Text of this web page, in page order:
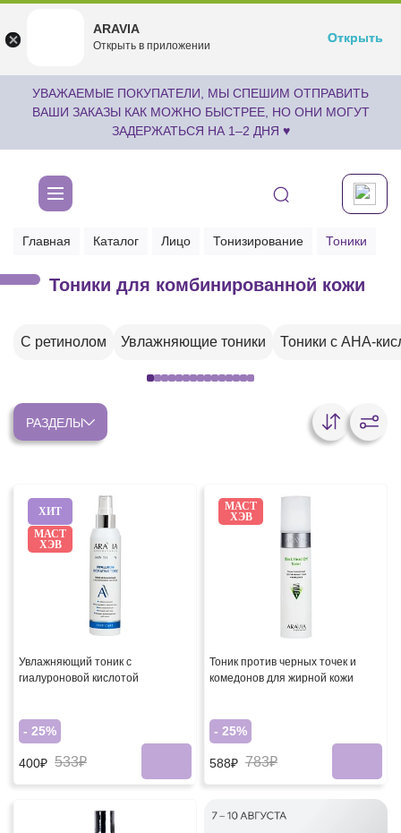
undefined
Бесплатноru.aravia.new
Открыть
УВАЖАЕМЫЕ ПОКУПАТЕЛИ, МЫ СПЕШИМ ОТПРАВИТЬ
ВАШИ ЗАКАЗЫ КАК МОЖНО БЫСТРЕЕ, НО ОНИ МОГУТ
ЗАДЕРЖАТЬСЯ НА 1–2 ДНЯ ♥
Главная Каталог Лицо Тонизирование Тоники
Тоники для комбинированной кожи
С ретинолом Увлажняющие тоники Тоники с AHA-
РАЗДЕЛЫ
ХИТ
МАСТ
ХЭВ
Увлажняющий тоник с
гиалуроновой кислотой
- 25%
400₽ 533₽
МАСТ
ХЭВ
Тоник против черных точек и
комедонов для жирной кожи
- 25%
588₽ 783₽
ARAVIA
Открыть в приложении
Открыть